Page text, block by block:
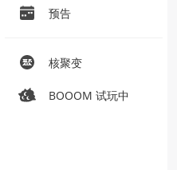
预告
核聚变
BOOOM 试玩中